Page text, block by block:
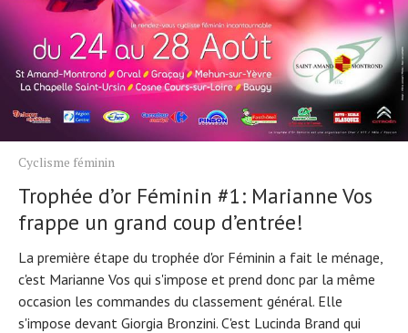
Cyclisme féminin
Trophée d’or Féminin #1: Marianne Vos
frappe un grand coup d’entrée!
La première étape du trophée d'or Féminin a fait le ménage,
c'est Marianne Vos qui s'impose et prend donc par la même
occasion les commandes du classement général. Elle
s'impose devant Giorgia Bronzini. C'est Lucinda Brand qui